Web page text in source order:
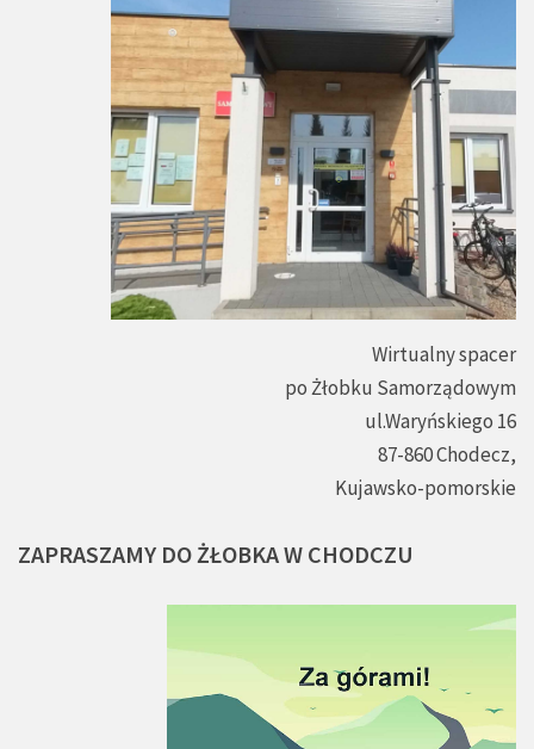
Wirtualny spacer
po Żłobku Samorządowym
ul.Waryńskiego 16
87-860 Chodecz,
Kujawsko-pomorskie
ZAPRASZAMY DO ŻŁOBKAW CHODCZU